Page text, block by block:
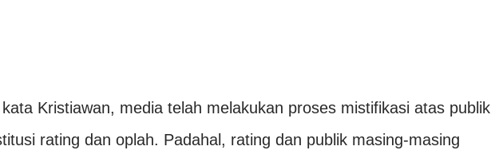
Kristiawan, media telah melakukan proses mistifikasi atas publik
rating dan oplah. Padahal, rating dan publik masing-masing